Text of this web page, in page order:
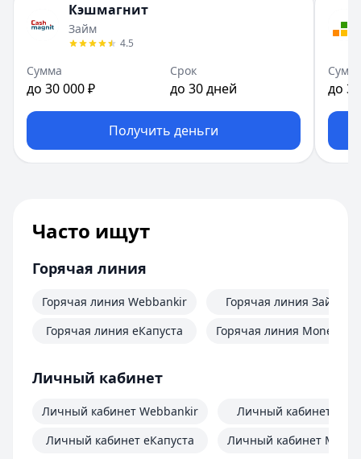
Кэшмагнит
Займ
4.5
Сумма
до 30 000 ₽
Срок
до 30 дней
Получить деньги
до
Часто ищут
Горячая линия
Горячая линия Webbankir
Горячая линия еКапуста
Горячая линия Займер
Горячая линия
Личный кабинет
Личный кабинет Webbankir
Личный кабинет еКапуста
Личный кабинет
Личный кабинет